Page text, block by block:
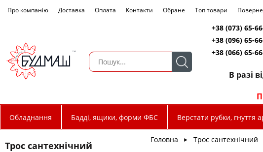
Про компанію Доставка Оплата Контакти Обране Топ товари
+38 (073) 65-
+38 (096) 65-
+38 (066) 65-
В разі
Обладнання Бадді, ящики, форми ФБС Верстати рубки, гнуття
Трос сантехнічний
Головна ► Трос сантехнічний